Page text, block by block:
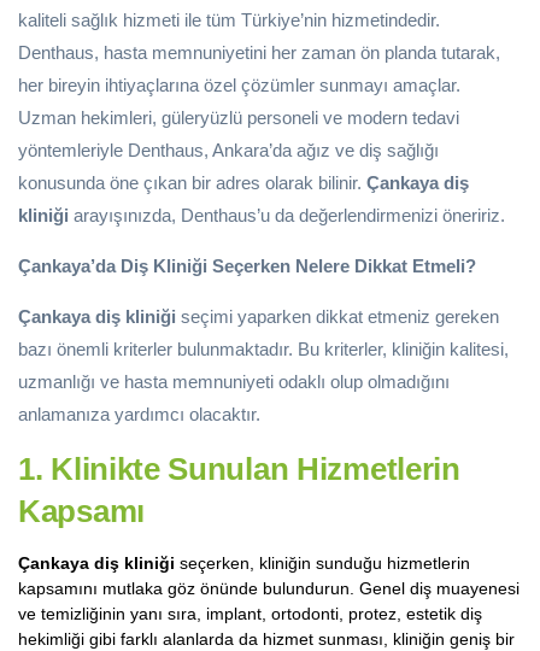
kaliteli sağlık hizmeti ile tüm Türkiye’nin hizmetindedir.
Denthaus, hasta memnuniyetini her zaman ön planda tutarak,
her bireyin ihtiyaçlarına özel çözümler sunmayı amaçlar.
Uzman hekimleri, güleryüzlü personeli ve modern tedavi
yöntemleriyle Denthaus, Ankara’da ağız ve diş sağlığı
konusunda öne çıkan bir adres olarak bilinir. Çankaya diş
kliniği arayışınızda, Denthaus’u da değerlendirmenizi öneririz.
Çankaya’da Diş Kliniği Seçerken Nelere Dikkat Etmeli?
Çankaya diş kliniği seçimi yaparken dikkat etmeniz gereken
bazı önemli kriterler bulunmaktadır. Bu kriterler, kliniğin kalitesi,
uzmanlığı ve hasta memnuniyeti odaklı olup olmadığını
anlamanıza yardımcı olacaktır.
1. Klinikte Sunulan Hizmetlerin
Kapsamı
Çankaya diş kliniği seçerken, kliniğin sunduğu hizmetlerin
kapsamını mutlaka göz önünde bulundurun. Genel diş muayenesi
ve temizliğinin yanı sıra, implant, ortodonti, protez, estetik diş
hekimliği gibi farklı alanlarda da hizmet sunması, kliniğin geniş bir